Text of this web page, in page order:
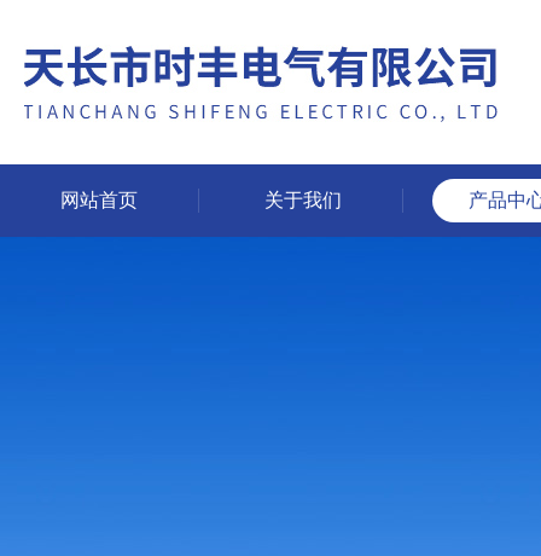
网站首页 关于我们 产品中